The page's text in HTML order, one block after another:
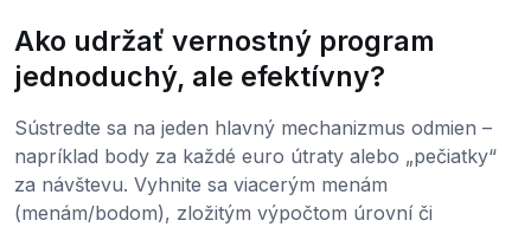
Ako udržať vernostný program
jednoduchý, ale efektívny?
Sústredte sa na jeden hlavný mechanizmus odmien –
napríklad body za každé euro útraty alebo „pečiatky“
za návštevu. Vyhnite sa viacerým menám
(menám/bodom), zložitým výpočtom úrovní či